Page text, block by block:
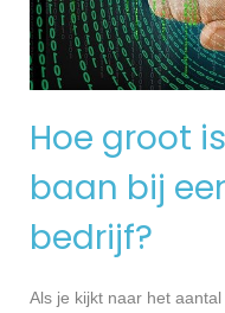
Hoe groot
baan bij
bedrijf?
Als je kijkt naar het